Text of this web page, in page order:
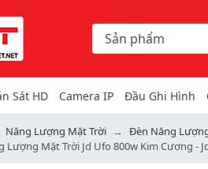
Chọn danh mục tìm
Từ khóa hoặc mã hàng
Sát HD Camera IP Đầu Ghi Hình
Năng Lượng Mặt Trời Đèn Năng
Lượng Mặt Trời Jd Ufo 800w Kim Cương -